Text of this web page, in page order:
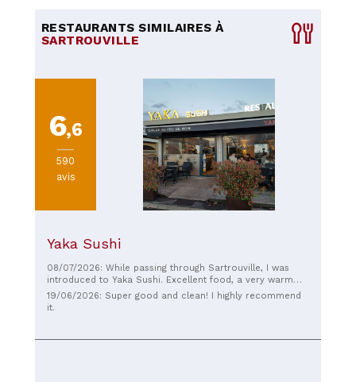
RESTAURANTS SIMILAIRES À
SARTROUVILLE
6,6
590
avis
Yaka Sushi
08/07/2026: While passing through Sartrouville, I was
introduced to Yaka Sushi. Excellent food, a very warm
welcome, and above all, unbeatable value for money. If I
return to the area, I will definitely go back to this
19/06/2026: Super good and clean! I highly recommend
it.